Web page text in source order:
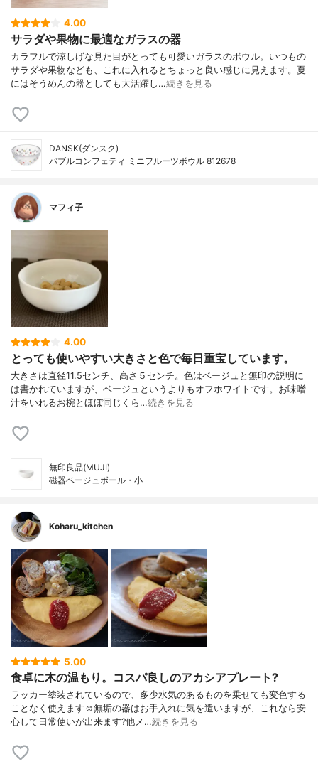
4.00
サラダや果物に最適なガラスの器
カラフルで涼しげな見た目がとっても可愛いガラスのボウル。いつもの
サラダや果物なども、これに入れるとちょっと良い感じに見えます。夏
にはそうめんの器としても大活躍し…続きを見る
DANSK(ダンスク)
バブルコンフェティ ミニフルーツボウル 812678
マフィ子
4.00
とっても使いやすい大きさと色で毎日重宝しています。
大きさは直径11.5センチ、高さ５センチ。色はベージュと無印の説明に
は書かれていますが、ベージュというよりもオフホワイトです。お味噌
汁をいれるお椀とほぼ同じくら…続きを見る
無印良品(MUJI)
磁器ベージュボール・小
Koharu_kitchen
5.00
食卓に木の温もり。コスパ良しのアカシアプレート?
ラッカー塗装されているので、多少水気のあるものを乗せても変色する
ことなく使えます☺︎無垢の器はお手入れに気を遣いますが、これなら安
心して日常使いが出来ます?他メ…続きを見る